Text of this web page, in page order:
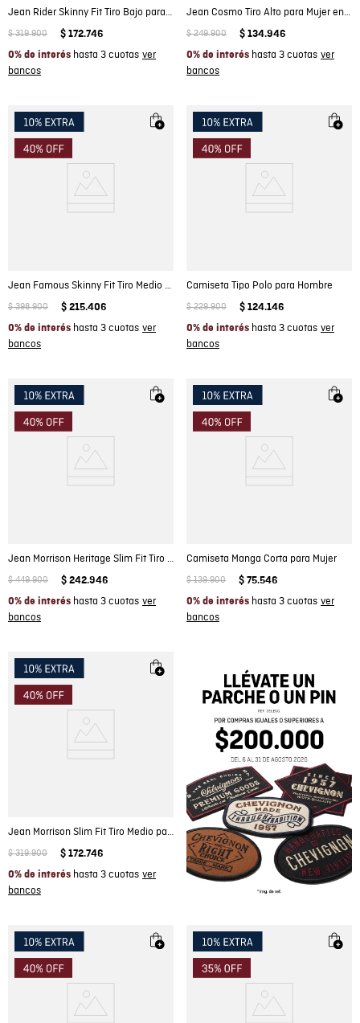
Jean Rider Skinny Fit Tiro Bajo para Hombre en Algodón, Brillante
$ 319.900 $ 172.746
0% de interés hasta 3 cuotas
Jean Cosmo Tiro Alto para Mujer en Mezcla de Algodón y Poliéster, Muelle
$ 249.900 $ 134.946
0% de interés hasta 3 cuotas
Jean Famous Skinny Fit Tiro Medio para Hombre en Algodón, Mástil
$ 398.900 $ 215.406
0% de interés hasta 3 cuotas
Camiseta Tipo Polo para Hombre
$ 229.900 $ 124.146
0% de interés hasta 3 cuotas
Jean Morrison Heritage Slim Fit Tiro Medio para Hombre en Algodón y Poliéster, Flota
$ 449.900 $ 242.946
0% de interés hasta 3 cuotas
Camiseta Manga Corta para Mujer
$ 139.900 $ 75.546
0% de interés hasta 3 cuotas
Jean Morrison Slim Fit Tiro Medio para Hombre en Algodón, Deriva
$ 319.900 $ 172.746
0% de interés hasta 3 cuotas